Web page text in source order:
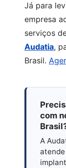
Já para
empresa
serviços
Audatia,
Brasil.
com
A